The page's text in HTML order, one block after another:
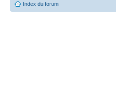
Index du forum